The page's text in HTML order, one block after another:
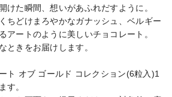
けた瞬間、想いがあふれだすように。
ちどけまろやかなガナッシュ、ベルギー
アートのように美しいチョコレート。
ときをお届けします。
ト オブ ゴールド コレクション(6粒入)1
す。